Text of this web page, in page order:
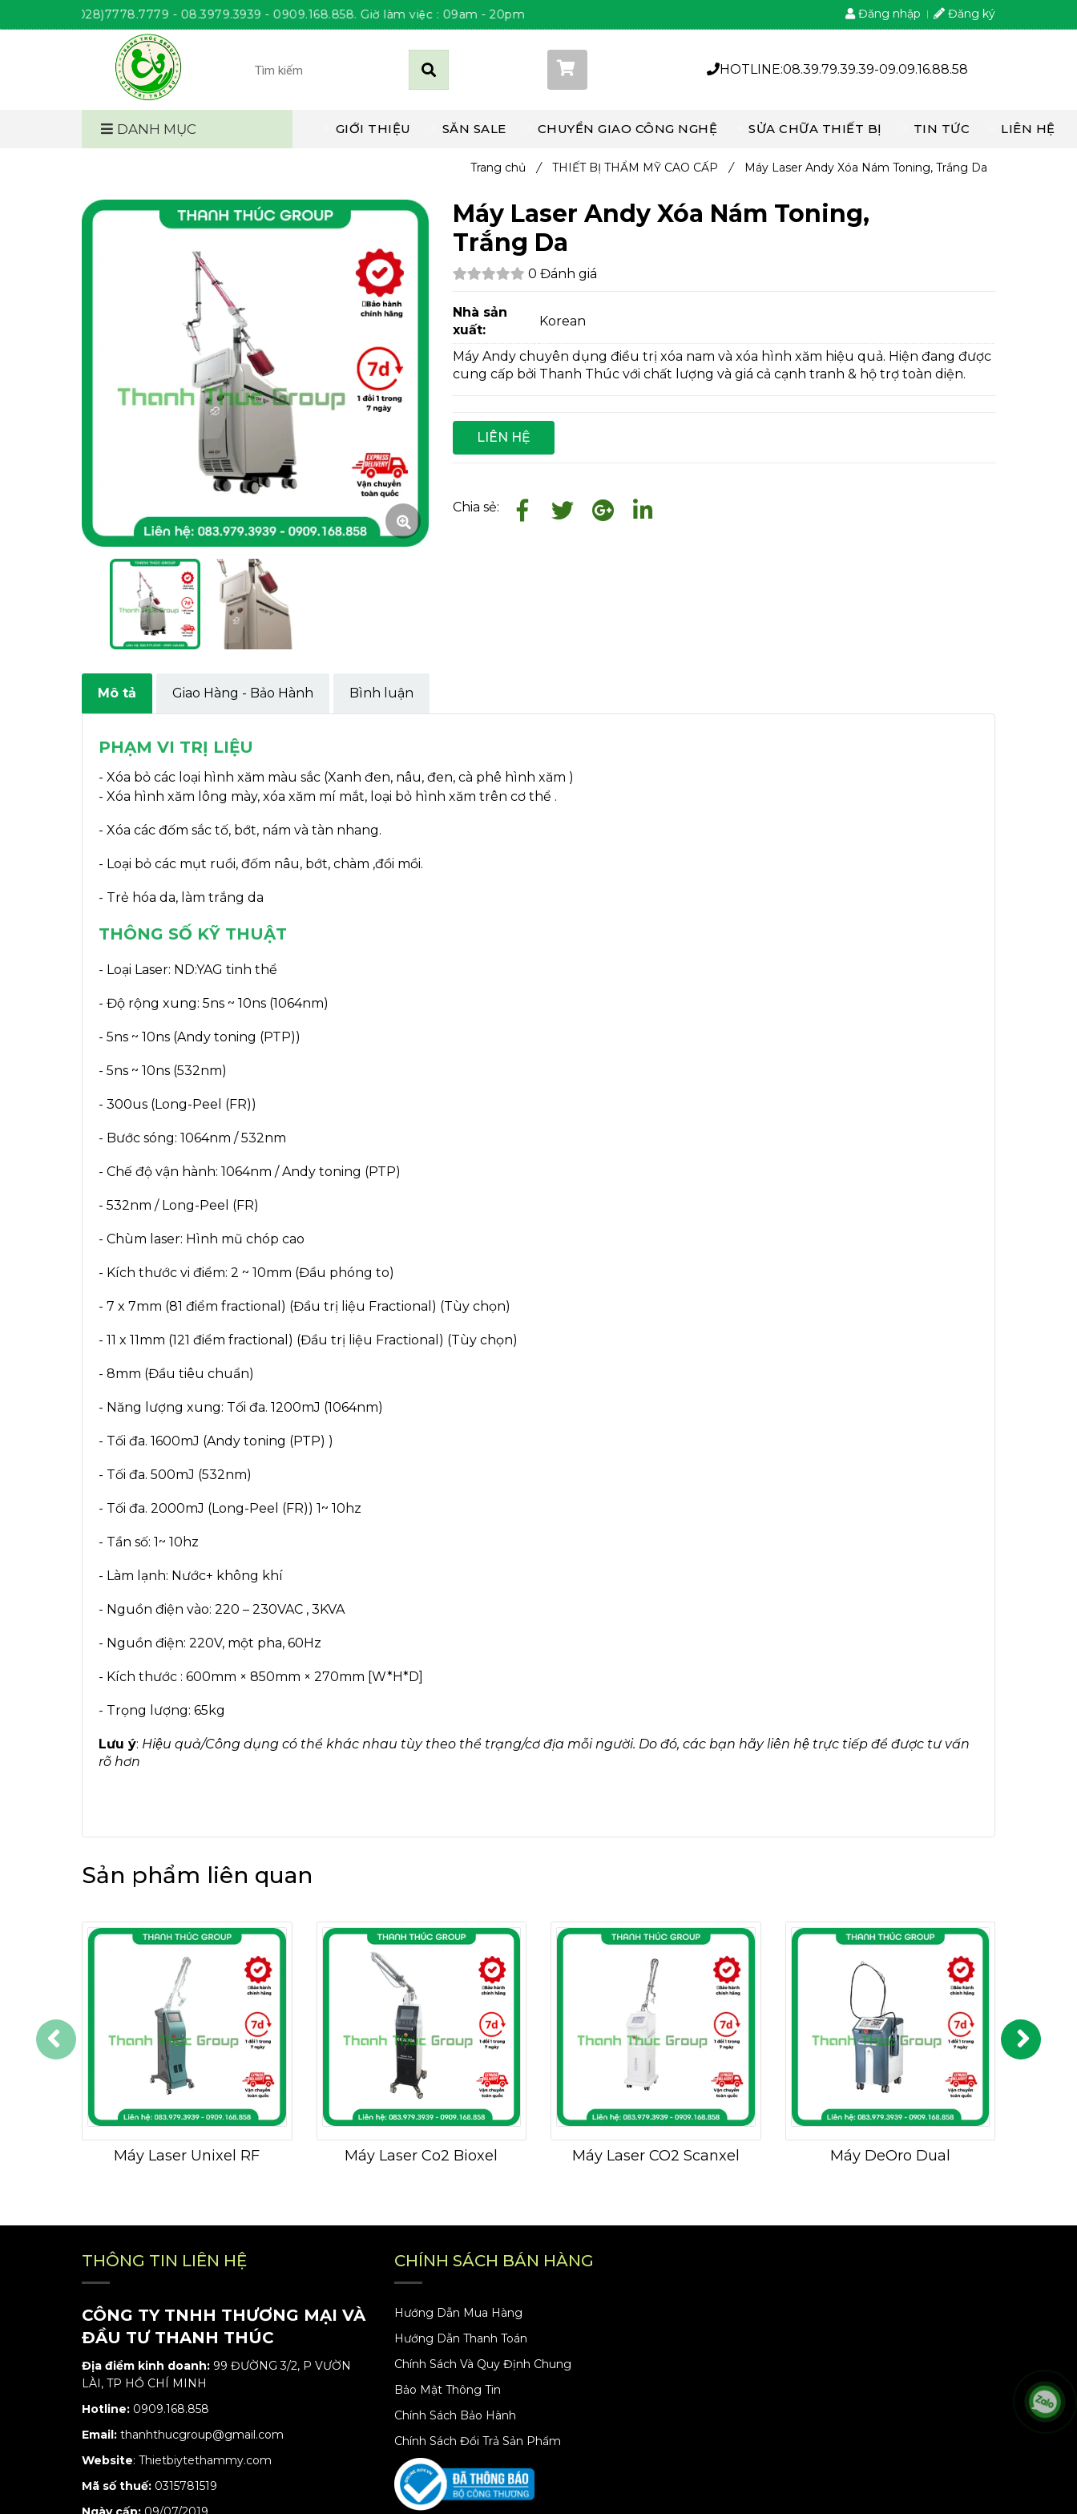
Máy Laser Andy Xóa Nám Toning,
Trắng Da
0 Đánh giá
Nhà sản
xuất:
Korean
Máy Andy chuyên dụng điều trị xóa nam và xóa hình xăm hiệu quả. Hiện đang được
cung cấp bởi Thanh Thúc với chất lượng và giá cả cạnh tranh & hộ trợ toàn diện.
LIÊN HỆ
Chia sẻ:
Mô tả Giao Hàng - Bảo Hành Bình luận
PHẠM VI TRỊ LIỆU
- Xóa bỏ các loại hình xăm màu sắc (Xanh đen, nâu, đen, cà phê hình xăm )
- Xóa hình xăm lông mày, xóa xăm mí mắt, loại bỏ hình xăm trên cơ thể .
- Xóa các đốm sắc tố, bớt, nám và tàn nhang.
- Loại bỏ các mụt ruồi, đốm nâu, bớt, chàm ,đồi mồi.
- Trẻ hóa da, làm trắng da
THÔNG SỐ KỸ THUẬT
- Loại Laser: ND:YAG tinh thể
- Độ rộng xung: 5ns ~ 10ns (1064nm)
- 5ns ~ 10ns (Andy toning (PTP))
- 5ns ~ 10ns (532nm)
- 300us (Long-Peel (FR))
- Bước sóng: 1064nm / 532nm
- Chế độ vận hành: 1064nm / Andy toning (PTP)
- 532nm / Long-Peel (FR)
- Chùm laser: Hình mũ chóp cao
- Kích thước vi điểm: 2 ~ 10mm (Đầu phóng to)
- 7 x 7mm (81 điểm fractional) (Đầu trị liệu Fractional) (Tùy chọn)
- 11 x 11mm (121 điểm fractional) (Đầu trị liệu Fractional) (Tùy chọn)
- 8mm (Đầu tiêu chuẩn)
- Năng lượng xung: Tối đa. 1200mJ (1064nm)
- Tối đa. 1600mJ (Andy toning (PTP) )
- Tối đa. 500mJ (532nm)
- Tối đa. 2000mJ (Long-Peel (FR)) 1~ 10hz
- Tần số: 1~ 10hz
- Làm lạnh: Nước+ không khí
- Nguồn điện vào: 220 – 230VAC , 3KVA
- Nguồn điện: 220V, một pha, 60Hz
- Kích thước : 600mm × 850mm × 270mm [W*H*D]
- Trọng lượng: 65kg
Lưu ý: Hiệu quả/Công dụng có thể khác nhau tùy theo thể trạng/cơ địa mỗi người. Do đó, các bạn hãy liên hệ trực tiếp để được tư vấn
rõ hơn
Sản phẩm liên quan
Máy Laser Unixel RF Máy Laser Co2 Bioxel Máy Laser CO2 Scanxel Máy DeOro Dual
Trang chủ / THIẾT BỊ THẨM MỸ CAO CẤP / Máy Laser Andy Xóa Nám Toning, Trắng Da
(028)7778.7779 - 08.3979.3939 - 0909.168.858. Giờ làm việc : 09am - 20pm Thứ 2 đến Chủ Nhật Đăng nhập Đăng ký
HOTLINE:08.39.79.39.39-09.09.16.88.58
DANH MỤC GIỚI THIỆU SĂN SALE CHUYỂN GIAO CÔNG NGHỆ SỬA CHỮA THIẾT BỊ TIN TỨC LIÊN HỆ
THÔNG TIN LIÊN HỆ
CÔNG TY TNHH THƯƠNG MẠI VÀ
ĐẦU TƯ THANH THÚC
Địa điểm kinh doanh: 99 ĐƯỜNG 3/2, P VƯỜN
LÀI, TP HỒ CHÍ MINH
Hotline: 0909.168.858
Email: thanhthucgroup@gmail.com
Website: Thietbiytethammy.com
Mã số thuế: 0315781519
CHÍNH SÁCH BÁN HÀNG
Hướng Dẫn Mua Hàng
Hướng Dẫn Thanh Toán
Chính Sách Và Quy Định Chung
Bảo Mật Thông Tin
Chính Sách Bảo Hành
Chính Sách Đổi Trả Sản Phẩm